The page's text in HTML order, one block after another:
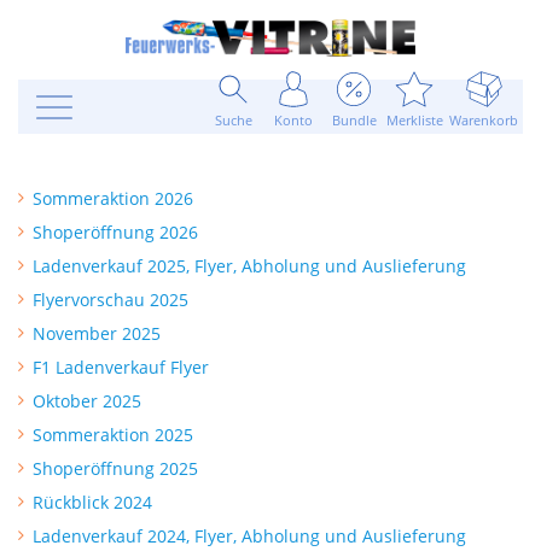
Suche Konto Bundle Merkliste Warenkorb
Sommeraktion 2026
Shoperöffnung 2026
Ladenverkauf 2025, Flyer, Abholung und Auslieferung
Flyervorschau 2025
November 2025
F1 Ladenverkauf Flyer
Oktober 2025
Sommeraktion 2025
Shoperöffnung 2025
Rückblick 2024
Ladenverkauf 2024, Flyer, Abholung und Auslieferung